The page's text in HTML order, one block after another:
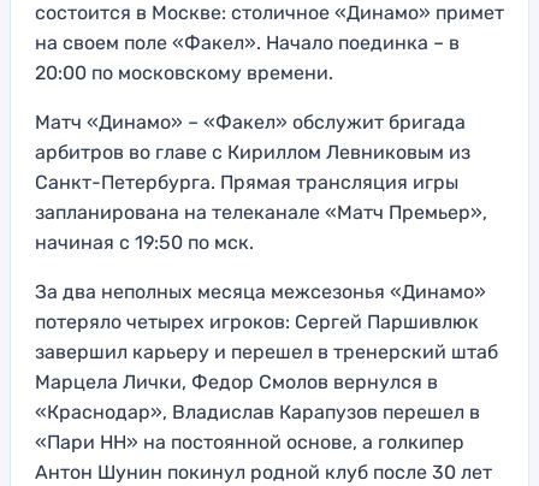
состоится в Москве: столичное «Динамо» примет
на своем поле «Факел». Начало поединка – в
20:00 по московскому времени.
Матч «Динамо» – «Факел» обслужит бригада
арбитров во главе с Кириллом Левниковым из
Санкт-Петербурга. Прямая трансляция игры
запланирована на телеканале «Матч Премьер»,
начиная с 19:50 по мск.
За два неполных месяца межсезонья «Динамо»
потеряло четырех игроков: Сергей Паршивлюк
завершил карьеру и перешел в тренерский штаб
Марцела Лички, Федор Смолов вернулся в
«Краснодар», Владислав Карапузов перешел в
«Пари НН» на постоянной основе, а голкипер
Антон Шунин покинул родной клуб после 30 лет